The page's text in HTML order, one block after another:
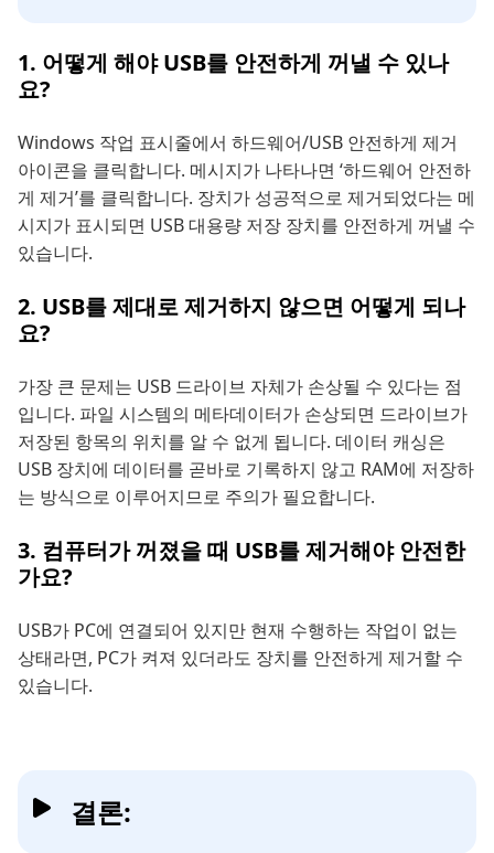
1. 어떻게 해야 USB를 안전하게 꺼낼 수 있나
요?
Windows 작업 표시줄에서 하드웨어/USB 안전하게 제거
아이콘을 클릭합니다. 메시지가 나타나면 ‘하드웨어 안전하
게 제거’를 클릭합니다. 장치가 성공적으로 제거되었다는 메
시지가 표시되면 USB 대용량 저장 장치를 안전하게 꺼낼 수
있습니다.
2. USB를 제대로 제거하지 않으면 어떻게 되나
요?
가장 큰 문제는 USB 드라이브 자체가 손상될 수 있다는 점
입니다. 파일 시스템의 메타데이터가 손상되면 드라이브가
저장된 항목의 위치를 알 수 없게 됩니다. 데이터 캐싱은
USB 장치에 데이터를 곧바로 기록하지 않고 RAM에 저장하
는 방식으로 이루어지므로 주의가 필요합니다.
3. 컴퓨터가 꺼졌을 때 USB를 제거해야 안전한
가요?
USB가 PC에 연결되어 있지만 현재 수행하는 작업이 없는
상태라면, PC가 켜져 있더라도 장치를 안전하게 제거할 수
있습니다.
결론: